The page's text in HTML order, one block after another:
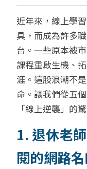
近年來，線上學
具，而成為許多
台。一些原本被
課程重啟生機、
涯。這股浪潮不
命。讓我們從五
「線上逆襲」的
1. 退休老
閱的網路